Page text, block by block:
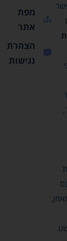
מפת
אתר
הצהרת
נגישות